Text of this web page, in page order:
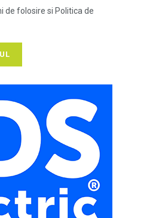
de folosire si Politica de